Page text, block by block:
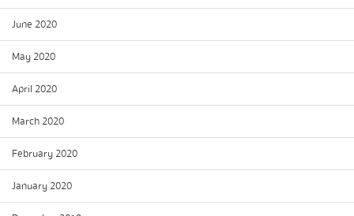
June 2020
May 2020
April 2020
March 2020
February 2020
January 2020